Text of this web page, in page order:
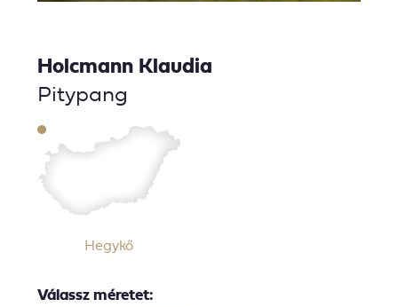
Holcmann Klaudia
Pitypang
Hegykő
Válassz méretet: